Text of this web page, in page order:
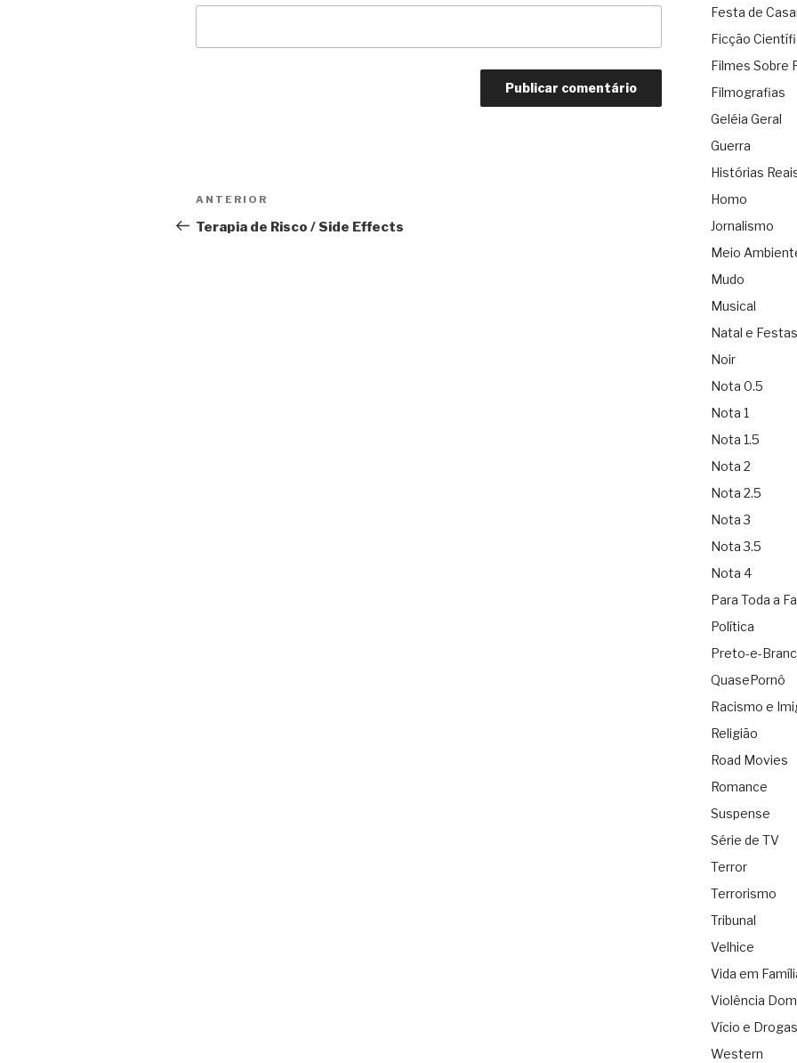
Navegação
de
Anterior
ANTERIOR
Terapia de Risco / Side Effects
Festa de
Ficção
Filmes Sobre
Filmografias
Geléia Geral
Guerra
Histórias
Homo
Jornalismo
Meio
Mudo
Musical
Natal e Festas
Noir
Nota 0.5
Nota 1
Nota 1.5
Nota 2
Nota 2.5
Nota 3
Nota 3.5
Nota 4
Para Toda a
Política
Preto-e-
QuasePornô
Racismo e
Religião
Road Movies
Romance
Suspense
Série de TV
Terror
Terrorismo
Tribunal
Velhice
Vida em
Violência
Vício e Drogas
Western